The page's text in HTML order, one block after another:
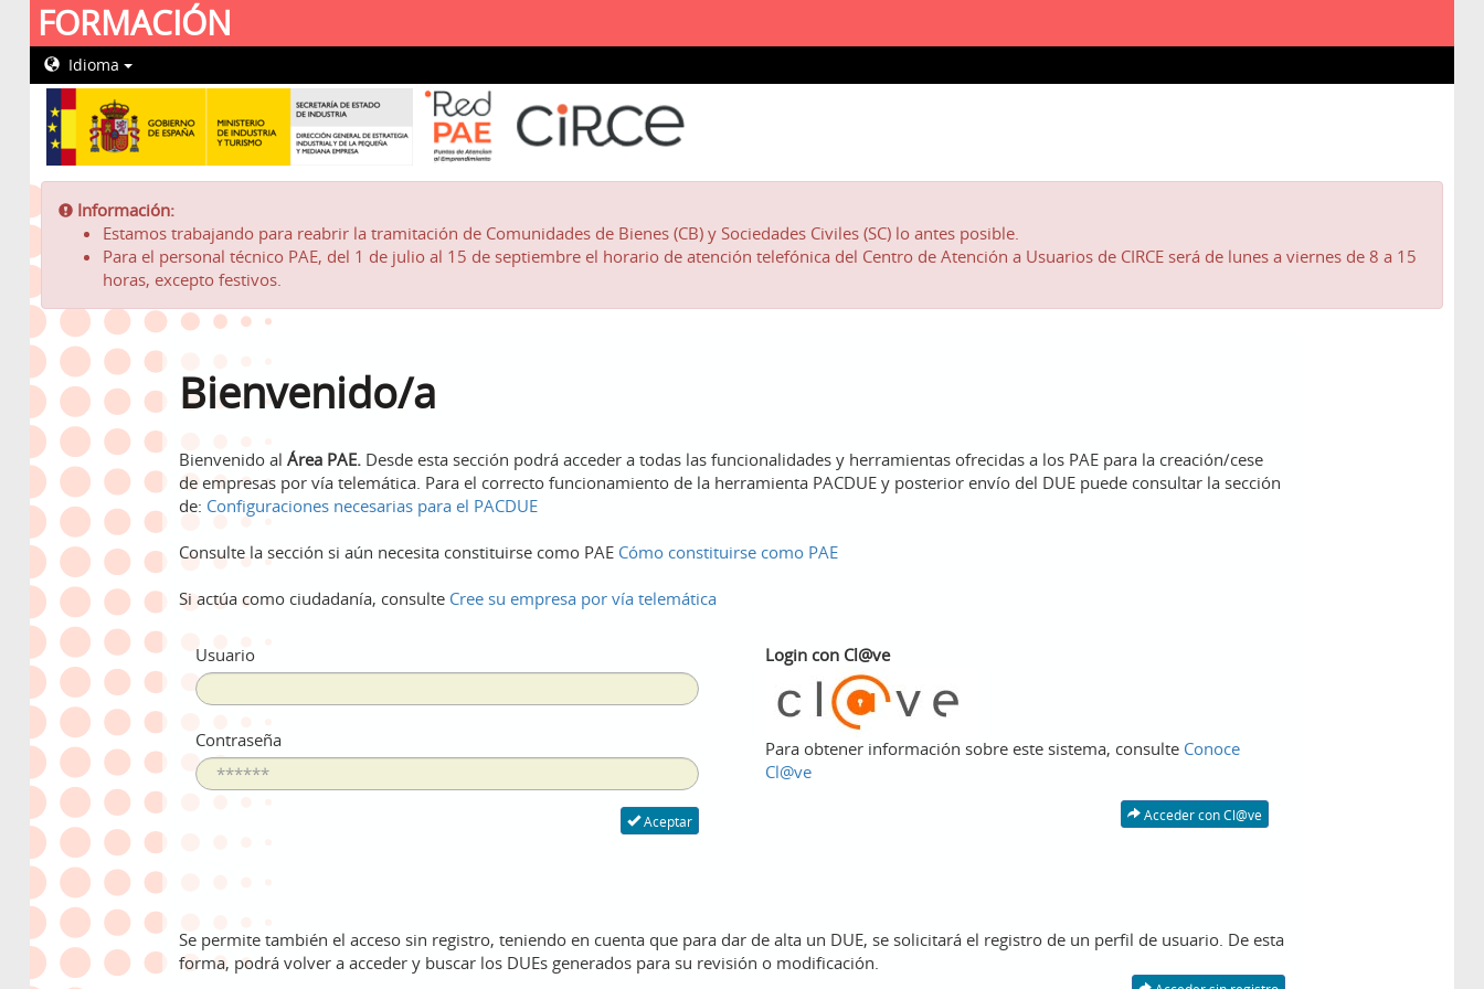
FORMACIÓN
Idioma
contenido
principal
Información:
Información:
Estamos trabajando para reabrir la tramitación de Comunidades de Bienes (CB) y Sociedades Civiles (SC) lo antes posible.
Para el personal técnico PAE, del 1 de julio al 15 de septiembre el horario de atención telefónica del Centro de Atención a Usuarios de CIRCE será de lunes a viernes de 8 a 15
horas, excepto festivos.
Bienvenido/a
Bienvenido al Área PAE.Desde esta sección podrá acceder a todas las funcionalidades y herramientas ofrecidas a los PAE para la creación/cese
de empresas por vía telemática. Para el correcto funcionamiento de la herramienta PACDUE y posterior envío del DUE puede consultar la sección
de: Configuraciones necesarias para el PACDUE
Consulte la sección si aún necesita constituirse como PAE Cómo constituirse como PAE
Si actúa como ciudadanía, consulte Cree su empresa por vía telemática
Usuario
Contraseña
Aceptar
Login con Cl@ve
Para obtener información sobre este sistema, consulte Conoce
Cl@ve
Acceder con Cl@ve
Se permite también el acceso sin registro, teniendo en cuenta que para dar de alta un DUE, se solicitará el registro de un perfil de usuario. De esta
forma, podrá volver a acceder y buscar los DUEs generados para su revisión o modificación.